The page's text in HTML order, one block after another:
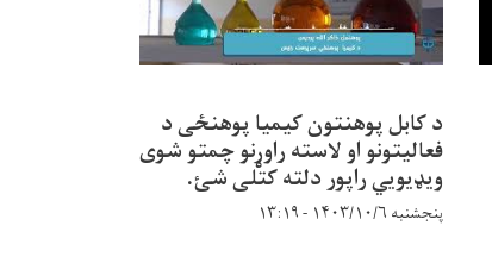
د کابل پوهنتون کیمیا پوهنځی د
فعالیتونو او لاسته راوړنو چمتو شوی
ویډیویي راپور دلته کتلی شئ.
پنجشنبه ۱۴۰۳/۱۰/۶ - ۱۳:۱۹